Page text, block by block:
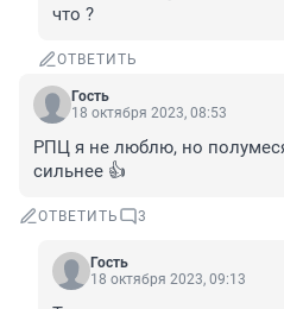
что ?
ОТВЕТИТЬ
Гость
18 октября 2023, 08:53
РПЦ я не люблю, но
сильнее 👍
ОТВЕТИТЬ 3
Гость
18 октября 2023, 09:13